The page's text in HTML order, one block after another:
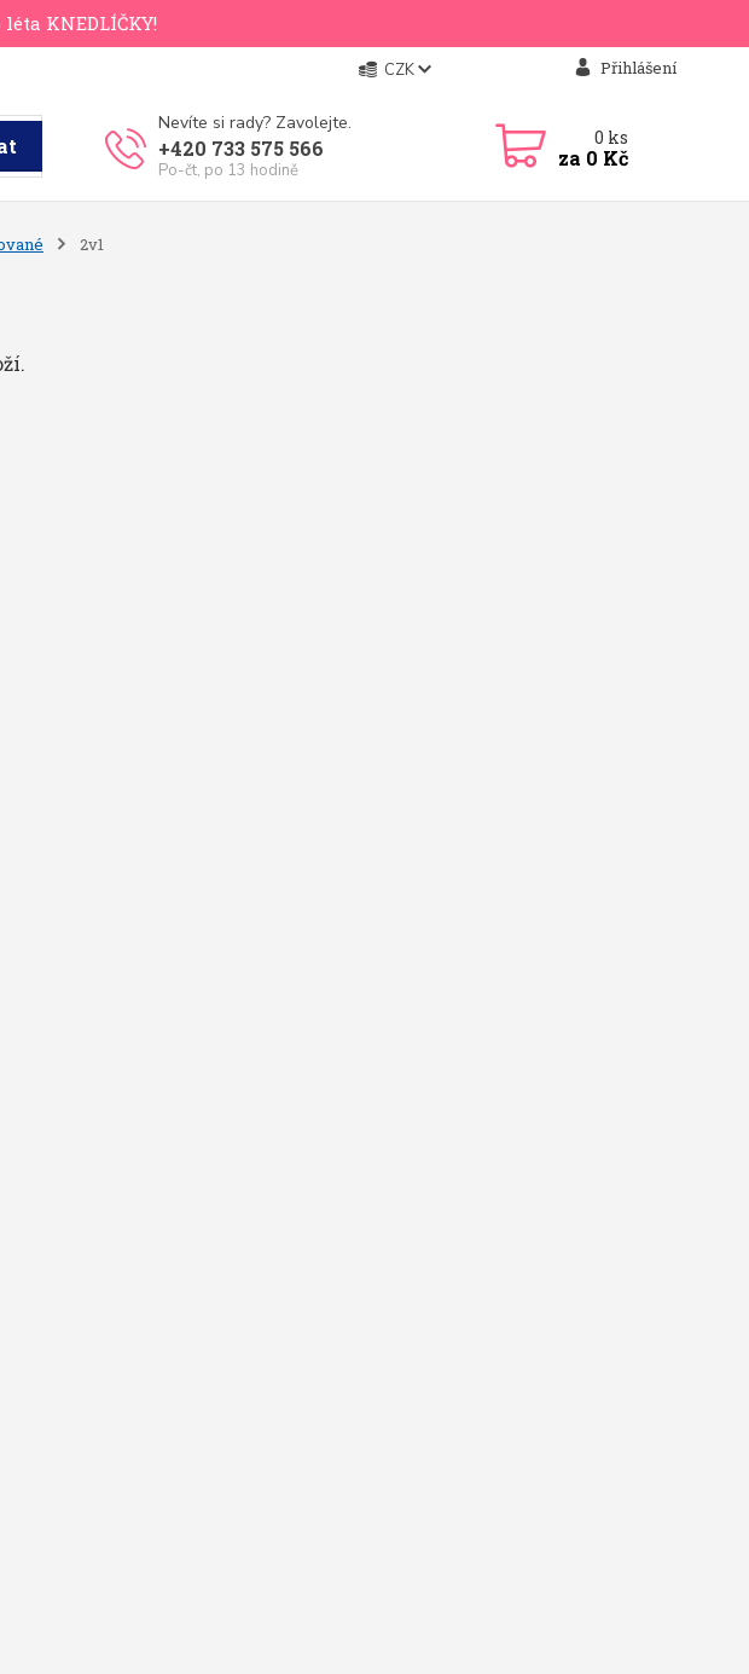
KNEDLÍČKY!
CZK Přihlášení
Nevíte si rady? Zavolejte.
+420 733 575 566
Po-čt, po 13 hodině
0 ks
za 0 Kč
2v1